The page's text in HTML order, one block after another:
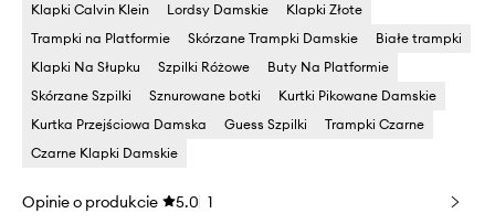
Klapki Calvin Klein
Lordsy Damskie
Klapki Złote
Trampki na Platformie
Skórzane Trampki Damskie
Białe trampki
Klapki Na Słupku
Szpilki Różowe
Buty Na Platformie
Skórzane Szpilki
Sznurowane botki
Kurtki Pikowane Damskie
Kurtka Przejściowa Damska
Guess Szpilki
Trampki Czarne
Czarne Klapki Damskie
Opinie o produkcie 5.0 1